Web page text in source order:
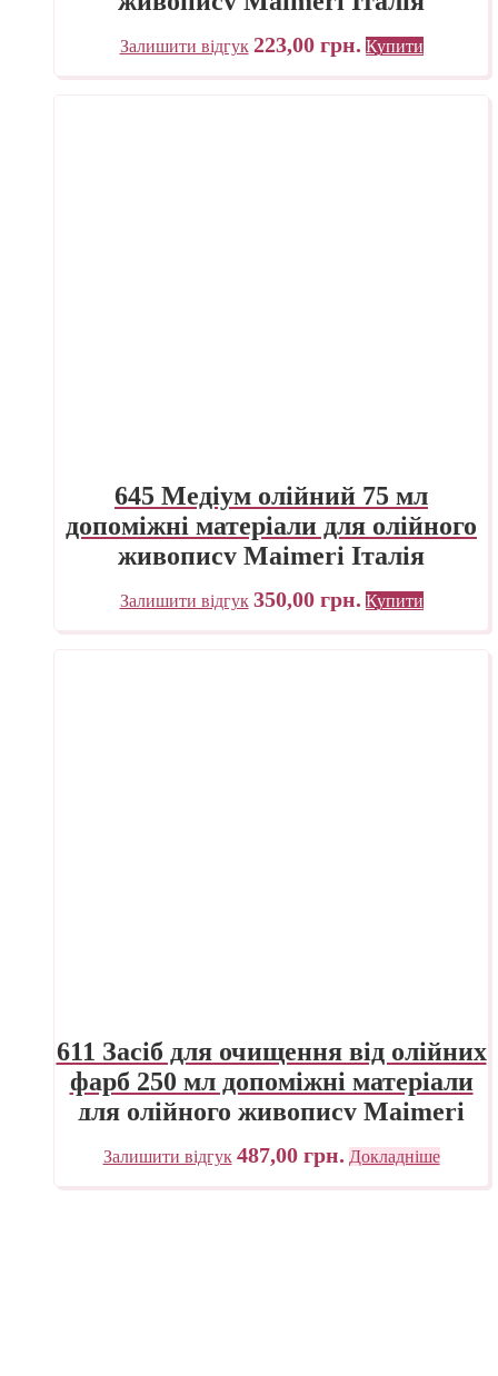
Залишити відгук 223,00 грн. Купити
645 Медіум олійний 75 мл
допоміжні матеріали для олійного
живопису Maimeri Італія
Залишити відгук 350,00 грн. Купити
611 Засіб для очищення від олійних
фарб 250 мл допоміжні матеріали
для олійного живопису Maimeri
Італія
Залишити відгук 487,00 грн. Докладніше